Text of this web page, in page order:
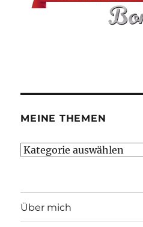
MEINE THEMEN
Meine
Über mich